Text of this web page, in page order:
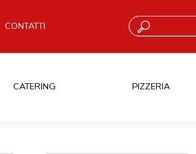
CONTATTI Cosa stai cercando?
CATERING PIZZERIA